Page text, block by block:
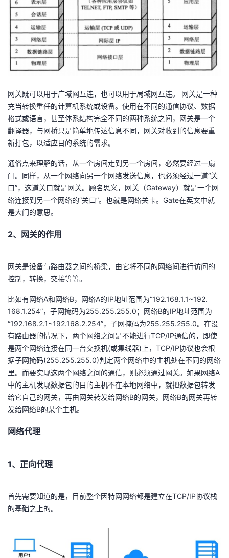
网关既可以用于广域网互连，也可以用于局域网互连。 网关是一种
充当转换重任的计算机系统或设备。使用在不同的通信协议、数据
格式或语言，甚至体系结构完全不同的两种系统之间，网关是一个
翻译器，与网桥只是简单地传达信息不同，网关对收到的信息要重
新打包，以适应目的系统的需求。
通俗点来理解的话，从一个房间走到另一个房间，必然要经过一扇
门。同样，从一个网络向另一个网络发送信息，也必须经过一道“关
口”，这道关口就是网关。顾名思义，网关（Gateway）就是一个网
络连接到另一个网络的“关口”。也就是网络关卡。Gate在英文中就
是大门的意思。
2、网关的作用
网关是设备与路由器之间的桥梁，由它将不同的网络间进行访问的
控制，转换，交接等等。
比如有网络A和网络B，网络A的IP地址范围为“192.168.1.1~192.
168.1.254”，子网掩码为255.255.255.0；网络B的IP地址范围为
“192.168.2.1~192.168.2.254”，子网掩码为255.255.255.0。在没
有路由器的情况下，两个网络之间是不能进行TCP/IP通信的，即使
是两个网络连接在同一台交换机(或集线器)上，TCP/IP协议也会根
据子网掩码(255.255.255.0)判定两个网络中的主机处在不同的网络
里。而要实现这两个网络之间的通信，则必须通过网关。如果网络A
中的主机发现数据包的目的主机不在本地网络中，就把数据包转发
给它自己的网关，再由网关转发给网络B的网关，网络B的网关再转
发给网络B的某个主机。
网络代理
1、正向代理
首先需要知道的是，目前整个因特网网络都是建立在TCP/IP协议栈
的基础之上的。